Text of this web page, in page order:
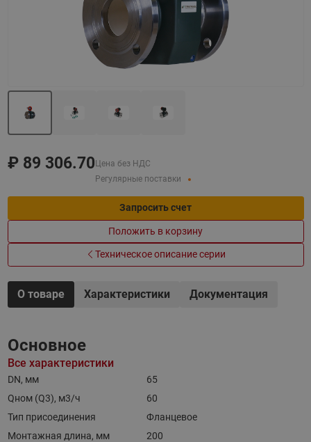
₽ 89 306.70 Цена без НДС
Регулярные поставки
Запросить счет
Положить в корзину
Техническое описание серии
О товаре Характеристики Документация
Основное
Все характеристики
DN, мм
65
Qном (Q3), м3/ч
60
Тип присоединения
Фланцевое
Монтажная длина, мм
200